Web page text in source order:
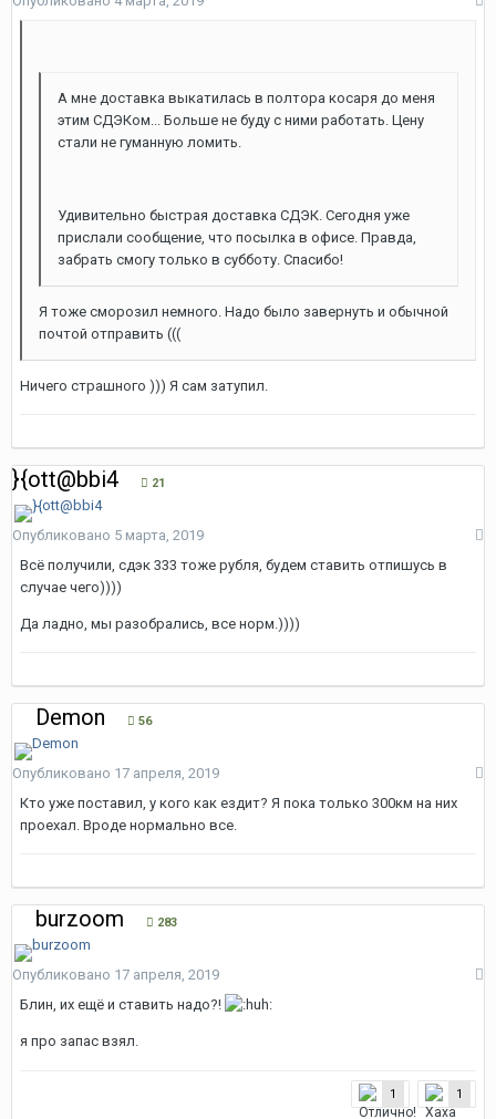
А мне доставка выкатилась в полтора косаря до меня
этим СДЭКом... Больше не буду с ними работать. Цену
стали не гуманную ломить.
Удивительно быстрая доставка СДЭК. Сегодня уже
прислали сообщение, что посылка в офисе. Правда,
забрать смогу только в субботу. Спасибо!
Я тоже сморозил немного. Надо было завернуть и обычной
почтой отправить (((
Ничего страшного ))) Я сам затупил.
}{ott@bbi4 21
Опубликовано 5 марта, 2019
Всё получили, сдэк 333 тоже рубля, будем ставить отпишусь в
случае чего))))
Да ладно, мы разобрались, все норм.))))
Demon 56
Опубликовано 17 апреля, 2019
Кто уже поставил, у кого как ездит? Я пока только 300км на них
проехал. Вроде нормально все.
burzoom 283
Опубликовано 17 апреля, 2019
Блин, их ещё и ставить надо?!
я про запас взял.
1 1